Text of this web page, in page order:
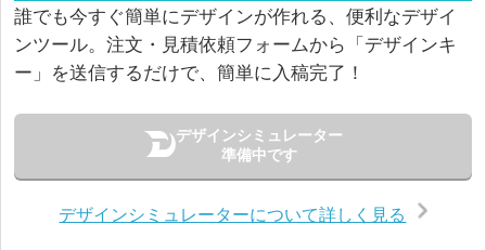
誰でも今すぐ簡単にデザインが作れる、便利なデザイ
ンツール。注文・見積依頼フォームから「デザインキ
ー」を送信するだけで、簡単に入稿完了！
デザインシミュレーター
準備中です
デザインシミュレーターについて詳しく見る